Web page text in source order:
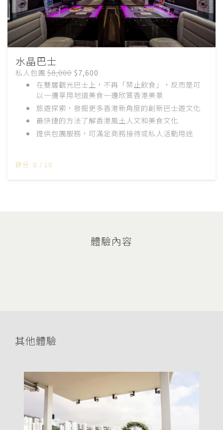
水晶巴士
私人包團 $8,000 $7,600
在雙層觀光巴士上，不再「禁止飲食」，反而是可
以一邊享用地道美食一邊欣賞香港美景
旅遊探索，發掘更多香港新角度的創新巴士遊文化
最快捷的方法了解香港風土人文和美食文化
提供包團服務，可滿足商務接待或私人活動用途
評分: 8 / 10
體驗內容
其他體驗